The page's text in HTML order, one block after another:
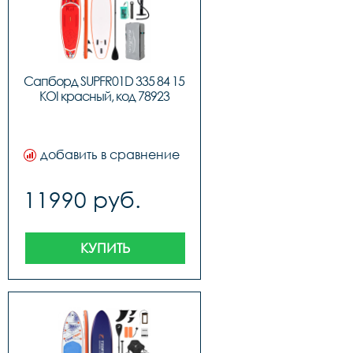
давления, рюкзак для
переноски,
водонепроницаемый
чехол для телефона,
ремонтный комплект,
Сапборд SUPFR01D 335 84 15
KOI красный, код 78923
добавить в сравнение
11990 руб.
КУПИТЬ